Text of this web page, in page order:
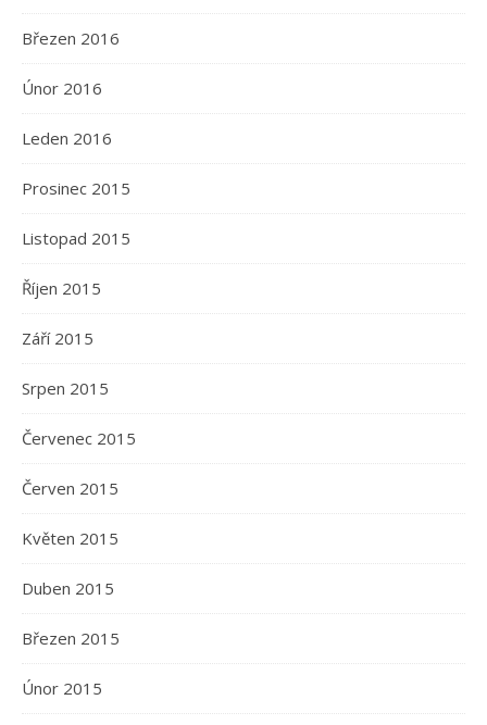
Březen 2016
Únor 2016
Leden 2016
Prosinec 2015
Listopad 2015
Říjen 2015
Září 2015
Srpen 2015
Červenec 2015
Červen 2015
Květen 2015
Duben 2015
Březen 2015
Únor 2015